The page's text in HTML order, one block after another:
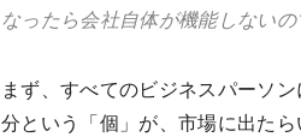
なったら会社自体が機能しない
まず、すべてのビジネスパーソ
分という「個」が、市場に出た